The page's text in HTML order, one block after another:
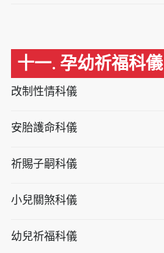
十一. 孕幼祈福科儀
改制性情科儀
安胎護命科儀
祈賜子嗣科儀
小兒關煞科儀
幼兒祈福科儀